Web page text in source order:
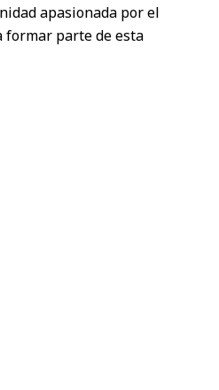
apasionada por el
formar parte de esta